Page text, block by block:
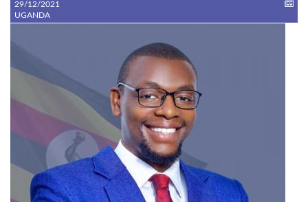
29/12/2021
UGANDA